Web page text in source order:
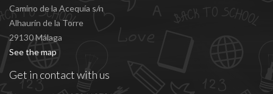
Camino de la Acequía s/n
Alhaurín de la Torre
29130 Málaga
See the map
Get in contact with us